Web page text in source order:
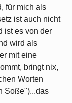
für mich als
ist auch nicht
ist es von der
wird als
mit eine
bringt nix,
Worten
Soße")...das